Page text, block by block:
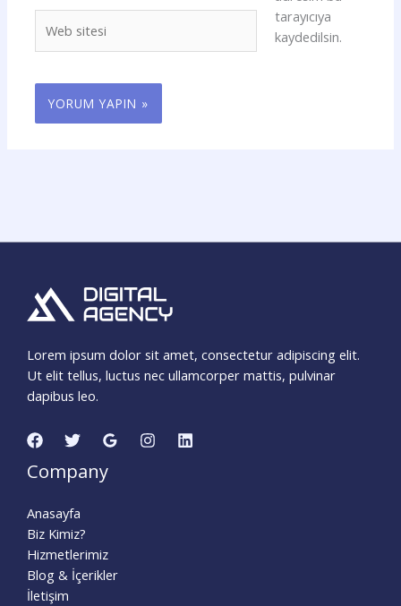
sitesi
tarayıcıya
kaydedilsin.
Lorem ipsum dolor sit amet, consectetur adipiscing elit.
Ut elit tellus, luctus nec ullamcorper mattis, pulvinar
dapibus leo.
Company
Anasayfa
Biz Kimiz?
Hizmetlerimiz
Blog & İçerikler
İletişim